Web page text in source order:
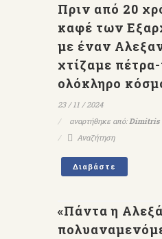
Πριν από 20
καφέ των
με έναν
χτίζαμε
ολόκληρο
23 / 11 / 2024
αναρτήθηκε από:Dimitris
Αναζήτηση
Διαβάστε
«Πάντα η